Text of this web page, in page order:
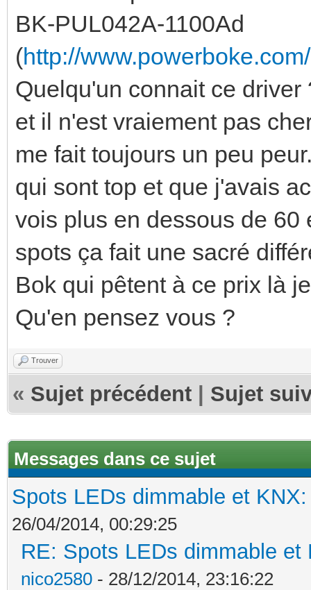
BK-PUL042A-1100Ad
(http://
Quelqu'un connait ce
et il n'est vraiement pas
me fait toujours un peu
qui sont top et que j'avais
vois plus en dessous de
spots ça fait une sacré
Bok qui pêtent à ce prix là
Qu'en pensez vous ?
Trouver
« Sujet précédent Sujet
Messages dans ce sujet
Spots LEDs dimmable et
26/04/2014, 00:29:25
RE: Spots LEDs dimmable
nico2580 - 28/12/2014, 23:16:22